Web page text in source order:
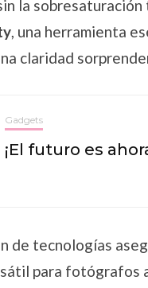
la
, una herramienta
claridad
Gadgets
¡El futuro es
de tecnologías
para fotógrafos